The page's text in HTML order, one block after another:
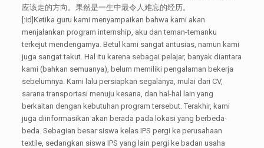
应该走的方向。果然是一生中最令人难忘的经历。
[:id]Ketika guru kami menyampaikan bahwa kami akan
menjalankan program internship, aku dan teman-temanku
terkejut mendengarnya. Betul kami sangat antusias, namun kami
juga sangat takut. Hal itu karena sebagai pelajar, banyak diantara
kami (bahkan semuanya), belum memiliki pengalaman bekerja
sebelumnya. Kami lalu persiapkan segalanya, mulai dari CV,
sarana transportasi menuju kesana, dan hal-hal lain yang
berkaitan dengan kebutuhan program tersebut. Terakhir, kami
juga diinformasikan akan berada pada lokasi yang berbeda-
beda. Sebagian besar siswa kelas IPS pergi ke perusahaan
textile, sedangkan siswa IPS yang lain pergi ke badan usaha